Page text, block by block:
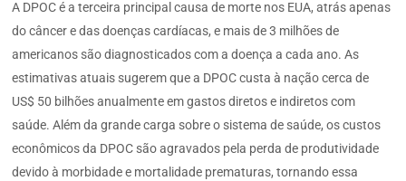
A DPOC é a terceira principal causa de morte nos EUA, atrás apenas
do câncer e das doenças cardíacas, e mais de 3 milhões de
americanos são diagnosticados com a doença a cada ano. As
estimativas atuais sugerem que a DPOC custa à nação cerca de
US$ 50 bilhões anualmente em gastos diretos e indiretos com
saúde. Além da grande carga sobre o sistema de saúde, os custos
econômicos da DPOC são agravados pela perda de produtividade
devido à morbidade e mortalidade prematuras, tornando essa